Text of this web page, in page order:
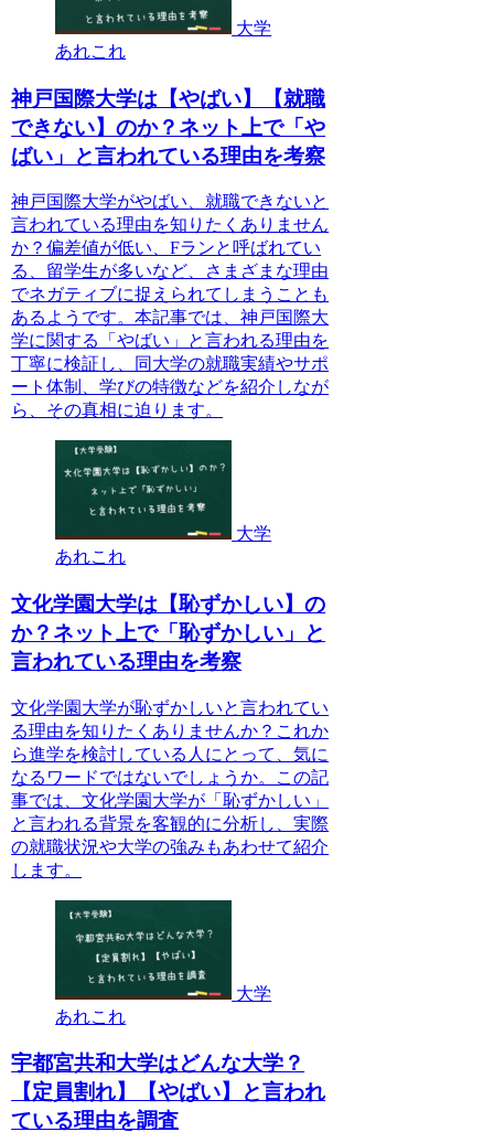
大学
あれこれ
神戸国際大学は【やばい】【就職
できない】のか？ネット上で「や
ばい」と言われている理由を考察
神戸国際大学がやばい、就職できないと
言われている理由を知りたくありません
か？偏差値が低い、Fランと呼ばれてい
る、留学生が多いなど、さまざまな理由
でネガティブに捉えられてしまうことも
あるようです。本記事では、神戸国際大
学に関する「やばい」と言われる理由を
丁寧に検証し、同大学の就職実績やサポ
ート体制、学びの特徴などを紹介しなが
ら、その真相に迫ります。
大学
あれこれ
文化学園大学は【恥ずかしい】の
か？ネット上で「恥ずかしい」と
言われている理由を考察
文化学園大学が恥ずかしいと言われてい
る理由を知りたくありませんか？これか
ら進学を検討している人にとって、気に
なるワードではないでしょうか。この記
事では、文化学園大学が「恥ずかしい」
と言われる背景を客観的に分析し、実際
の就職状況や大学の強みもあわせて紹介
します。
大学
あれこれ
宇都宮共和大学はどんな大学？
【定員割れ】【やばい】と言われ
ている理由を調査